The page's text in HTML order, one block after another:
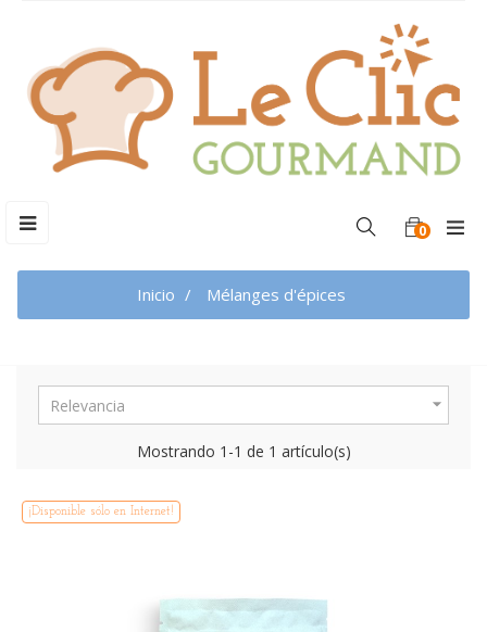
Navegación
☰ 0
Inicio Mélanges d'épices
Relevancia 
Mostrando 1-1 de 1 artículo(s)
¡Disponible sólo en Internet!